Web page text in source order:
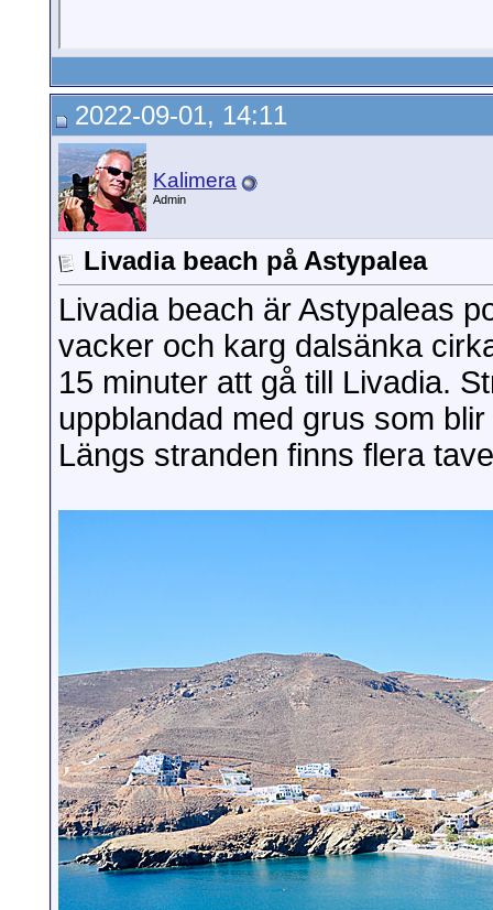
2022-09-01, 14:11
Kalimera
Admin
Livadia beach på Astypalea
Livadia beach är Astypaleas
vacker och karg dalsänka
15 minuter att gå till Livadia.
uppblandad med grus som
Längs stranden finns flera